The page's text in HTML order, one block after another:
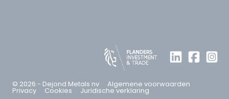
© 2026 - Dejond Metals nv Algemene voorwaarden
Privacy Cookies Juridische verklaring